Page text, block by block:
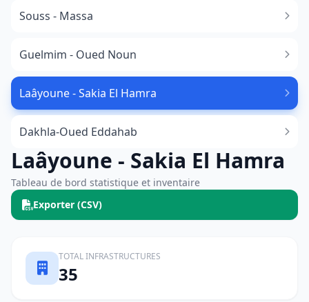
Souss - Massa
​Guelmim - Oued Noun
Laâyoune - Sakia El Hamra
Dakhla-Oued Eddahab
Laâyoune - Sakia El Hamra
Tableau de bord statistique et inventaire
Exporter (CSV)
TOTAL INFRASTRUCTURES
35